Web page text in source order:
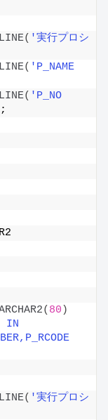
( '実行プロシ
( 'P_NAME
( 'P_NO
;
( 80 )
IN
( '実行プロシ